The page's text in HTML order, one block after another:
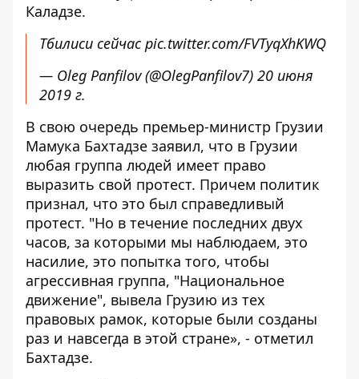
Каладзе.
Тбилиси сейчасpic.twitter.com/FVTyqXhKWQ
— Oleg Panfilov (@OlegPanfilov7) 20 июня
2019 г.
В свою очередь премьер-министр Грузии
Мамука Бахтадзе заявил, что в Грузии
любая группа людей имеет право
выразить свой протест. Причем политик
признал, что это был справедливый
протест. "Но в течение последних двух
часов, за которыми мы наблюдаем, это
насилие, это попытка того, чтобы
агрессивная группа, "Национальное
движение", вывела Грузию из тех
правовых рамок, которые были созданы
раз и навсегда в этой стране», - отметил
Бахтадзе.